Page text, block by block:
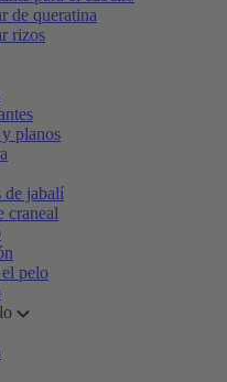
de queratina
rizos
planos
de jabalí
craneal
pelo